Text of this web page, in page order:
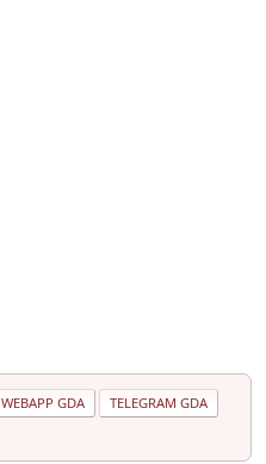
WEBAPP GDA
TELEGRAM GDA